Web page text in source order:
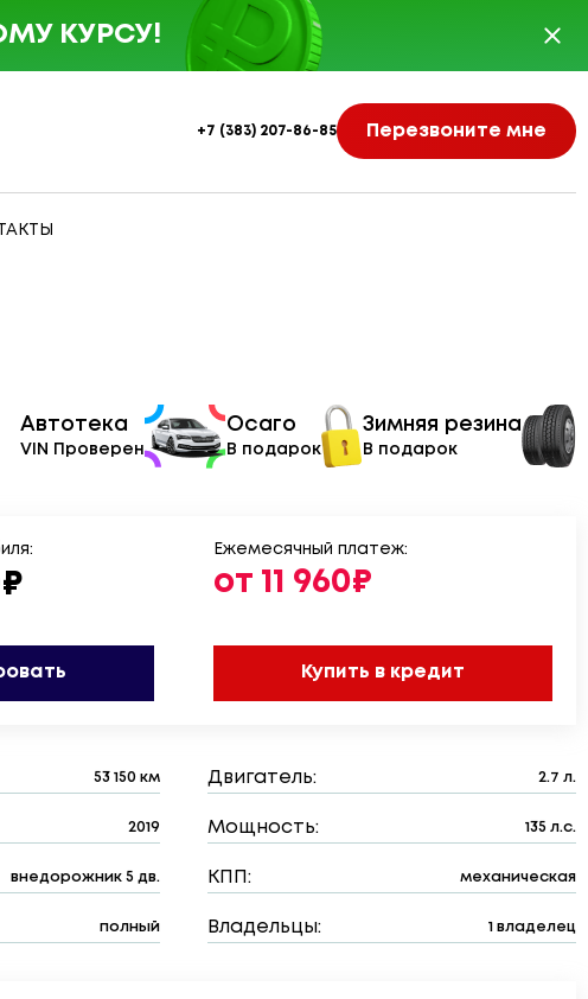
+7 (383) 207-86-85 Перезвоните мне
КУРСУ!
Автотека
VIN Проверен
Осаго
В подарок
Зимняя резина
В подарок
Ежемесячный платеж:
от 11 960₽
Купить в кредит
53 150 км Двигатель: 2.7 л.
2019 Мощность: 135 л.с.
внедорожник 5 дв. КПП: механическая
полный Владельцы: 1 владелец